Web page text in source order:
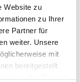
Website zu
zu Ihrer
Partner für
weiter. Unsere
mit
bereitgestellt
der Dienste